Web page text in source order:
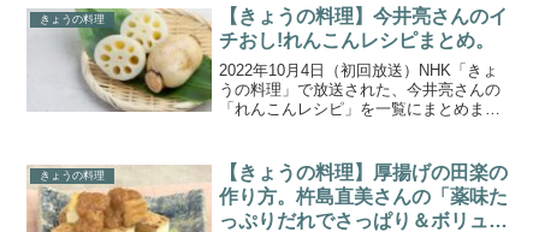
いただきます。１日目は、もも肉。講師
には日本料理店店主...
きょうの料理
【きょうの料理】今井亮さんのイ
チおし!れんこんレシピまとめ。
2022年10月4日（初回放送）NHK「きょ
うの料理」で放送された、今井亮さんの
「れんこんレシピ」を一覧にまとめまし
と味で秋の食卓を楽しませてくれる「れ
んこん」のとってお...
きょうの料理
【きょうの料理】厚揚げの田楽の
作り方。杵島直美さんの「薬味た
っぷりだれでさっぱり＆ボリュー